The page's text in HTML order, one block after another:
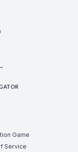
Game
Service